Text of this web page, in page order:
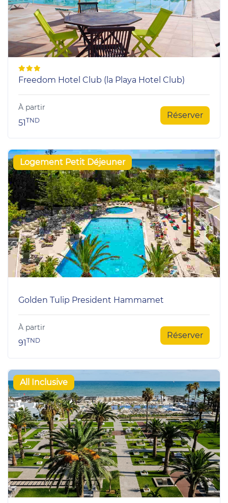
Freedom Hotel Club (la Playa Hotel Club)
À partir
51TND Réserver
Logement Petit Déjeuner
Golden Tulip President Hammamet
À partir
91TND Réserver
All Inclusive